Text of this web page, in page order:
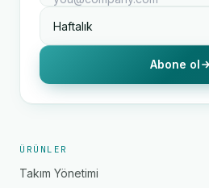
Abone ol
ÜRÜNLER
Takım Yönetimi